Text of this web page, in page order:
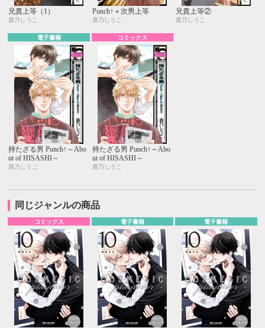
兄貴上等（1）
鹿乃しうこ
Punch↑＋次男上等
鹿乃しうこ
兄貴上等②
鹿乃しうこ
電子書籍
持たざる男 Punch↑～Abo
ut of HISASHI～
鹿乃しうこ
コミックス
持たざる男 Punch↑～Abo
ut of HISASHI～
鹿乃しうこ
同じジャンルの商品
コミックス 電子書籍 電子書籍